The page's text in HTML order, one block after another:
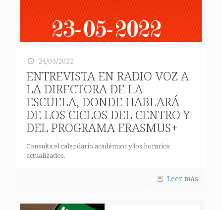
24/05/2022
ENTREVISTA EN RADIO VOZ A
LA DIRECTORA DE LA
ESCUELA, DONDE HABLARÁ
DE LOS CICLOS DEL CENTRO Y
DEL PROGRAMA ERASMUS+
Consulta el calendario académico y los horarios
actualizados.
Leer más